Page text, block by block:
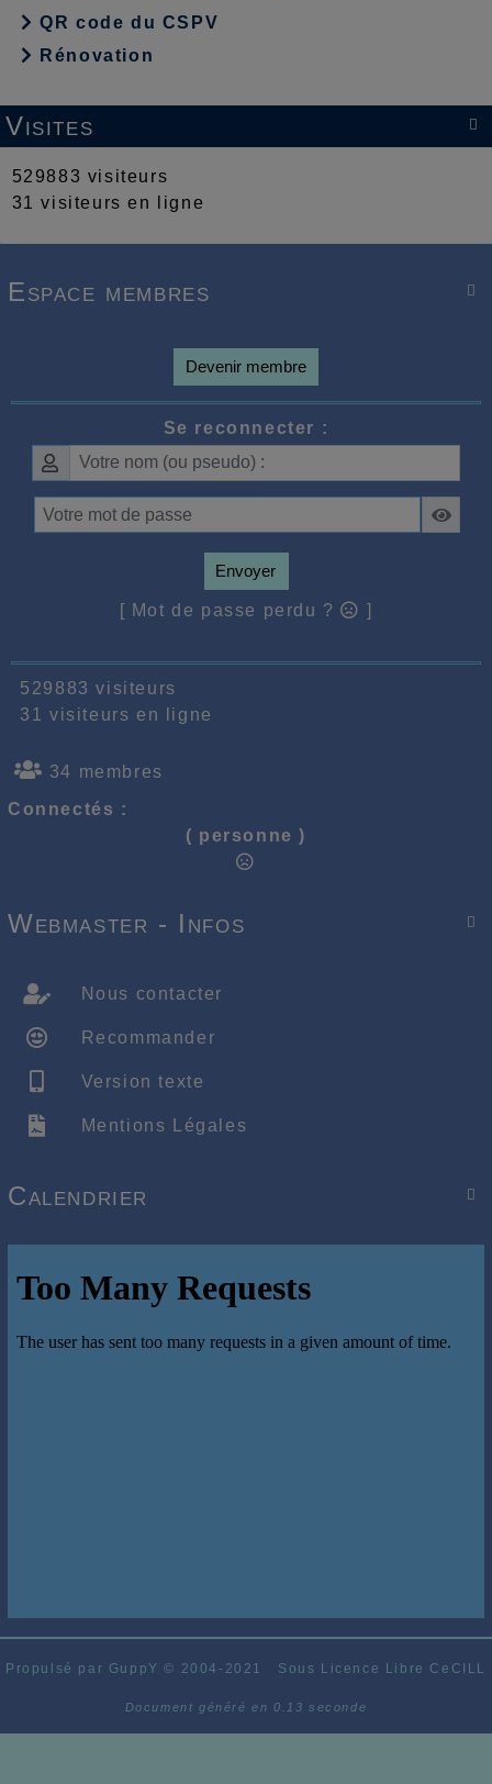
QR code du CSPV
Rénovation

Visites
529883 visiteurs
31 visiteurs en ligne

Espace membres
Devenir membre
Se reconnecter :
Envoyer
[ Mot de passe perdu ? ]
529883 visiteurs
31 visiteurs en ligne
34 membres
Connectés :
( personne )

Webmaster - Infos
Nous contacter
Recommander
Version texte
Mentions Légales

Calendrier
Propulsé par GuppY© 2004-2021 Sous Licence Libre CeCILL
Document généré en 0.13 seconde